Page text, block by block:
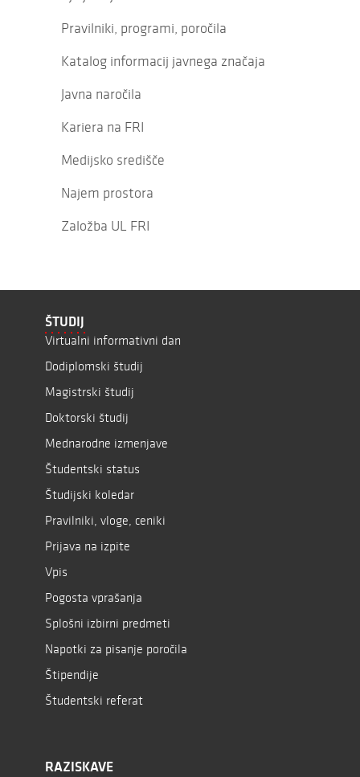
Pravilniki, programi, poročila
Katalog informacij javnega značaja
Javna naročila
Kariera na FRI
Medijsko središče
Najem prostora
Založba UL FRI
ŠTUDIJ
Virtualni informativni dan
Dodiplomski študij
Magistrski študij
Doktorski študij
Mednarodne izmenjave
Študentski status
Študijski koledar
Pravilniki, vloge, ceniki
Prijava na izpite
Vpis
Pogosta vprašanja
Splošni izbirni predmeti
Napotki za pisanje poročila
Štipendije
Študentski referat
RAZISKAVE